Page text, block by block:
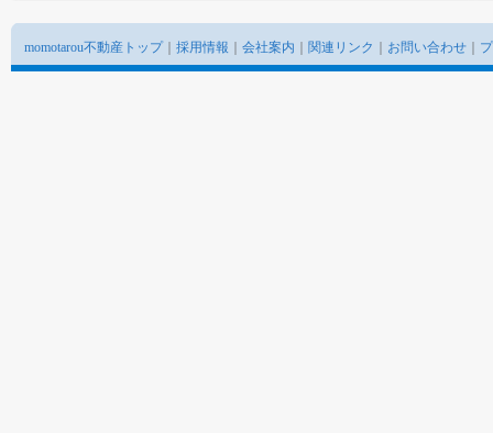
momotarou不動産トップ｜ 採用情報 会社案内 関連リンク お問い合わせ